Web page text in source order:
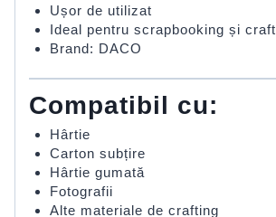
Ușor de utilizat
Ideal pentru scrapbooking și craft
Brand: DACO
Compatibil cu:
Hârtie
Carton subțire
Hârtie gumată
Fotografii
Alte materiale de crafting